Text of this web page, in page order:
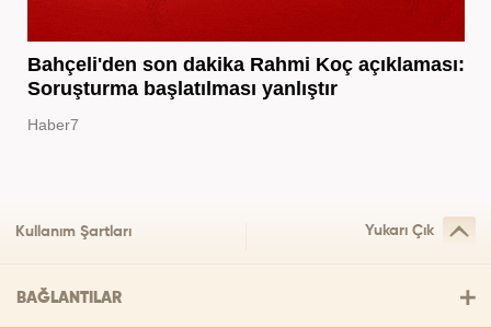
Bahçeli'den son dakika Rahmi Koç açıklaması:
Soruşturma başlatılması yanlıştır
Haber7
Kullanım Şartları Yukarı Çık
BAĞLANTILAR